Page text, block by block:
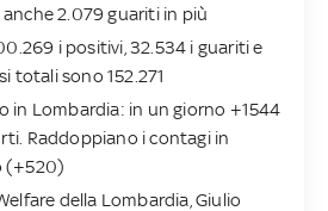
2.079 guariti in più
i positivi, 32.534 i guariti e
totali sono 152.271
in Lombardia: in un giorno +1544
Raddoppiano i contagi in
(+520)
della Lombardia, Giulio